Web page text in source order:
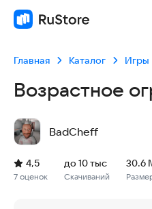
Главная Каталог Игры
Возрастное
BadCheff
Рейтинг: 4,5, 7
Скачиваний: до 10
Размер файла: 30.6
Возрастное
7 оценок
4,5
Скачиваний
до 10 тыс 30.6